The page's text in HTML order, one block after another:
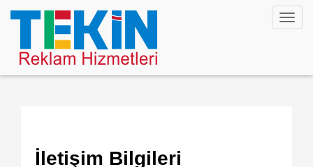
İletişim Bilgileri